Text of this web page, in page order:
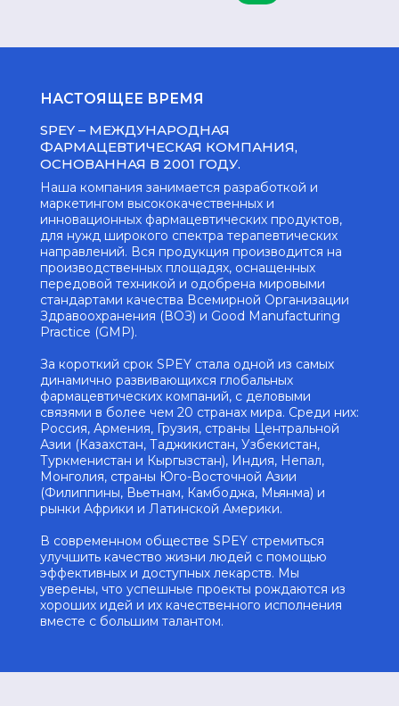
НАСТОЯЩЕЕ ВРЕМЯ
SPEY – МЕЖДУНАРОДНАЯ
ФАРМАЦЕВТИЧЕСКАЯ КОМПАНИЯ,
ОСНОВАННАЯ В 2001 ГОДУ.
Наша компания занимается разработкой и
маркетингом высококачественных и
инновационных фармацевтических продуктов,
для нужд широкого спектра терапевтических
направлений. Вся продукция производится на
производственных площадях, оснащенных
передовой техникой и одобрена мировыми
стандартами качества Всемирной Организации
Здравоохранения (ВОЗ) и Good Manufacturing
Practice (GMP).
За короткий срок SPEY стала одной из самых
динамично развивающихся глобальных
фармацевтических компаний, с деловыми
связями в более чем 20 странах мира. Среди них:
Россия, Армения, Грузия, страны Центральной
Азии (Казахстан, Таджикистан, Узбекистан,
Туркменистан и Кыргызстан), Индия, Непал,
Монголия, страны Юго-Восточной Азии
(Филиппины, Вьетнам, Камбоджа, Мьянма) и
рынки Африки и Латинской Америки.
В современном обществе SPEY стремиться
улучшить качество жизни людей с помощью
эффективных и доступных лекарств. Мы
уверены, что успешные проекты рождаются из
хороших идей и их качественного исполнения
вместе с большим талантом.